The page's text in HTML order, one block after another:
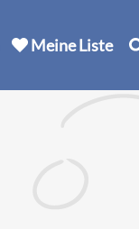
Meine Liste